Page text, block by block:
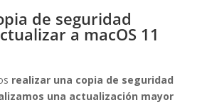
de seguridad
a macOS 11
realizar una copia de seguridad
una actualización mayor